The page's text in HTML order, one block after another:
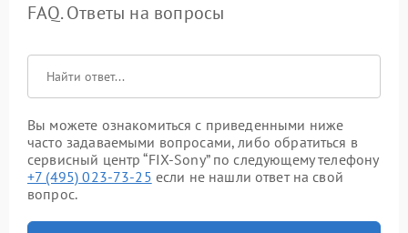
FAQ. Ответы на вопросы
Вы можете ознакомиться с приведенными ниже
часто задаваемыми вопросами, либо обратиться в
сервисный центр “FIX-Sony” по следующему телефону
+7 (495) 023-73-25 если не нашли ответ на свой
вопрос.